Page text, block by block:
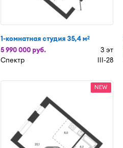
1-комнатная студия 35,4 м2
5 990 000 руб.
3 эт
Спектр
III-28
NEW